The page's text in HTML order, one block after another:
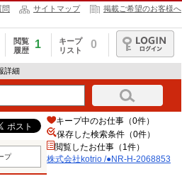
問 サイトマップ 掲載ご希望のお客様へ
閲覧
履歴
1
キープ
リスト
0
ログイン
詳細
プ
キープ中のお仕事（0件）
保存した検索条件（0件）
閲覧したお仕事（1件）
株式会社kotrio /●NR-H-2068853